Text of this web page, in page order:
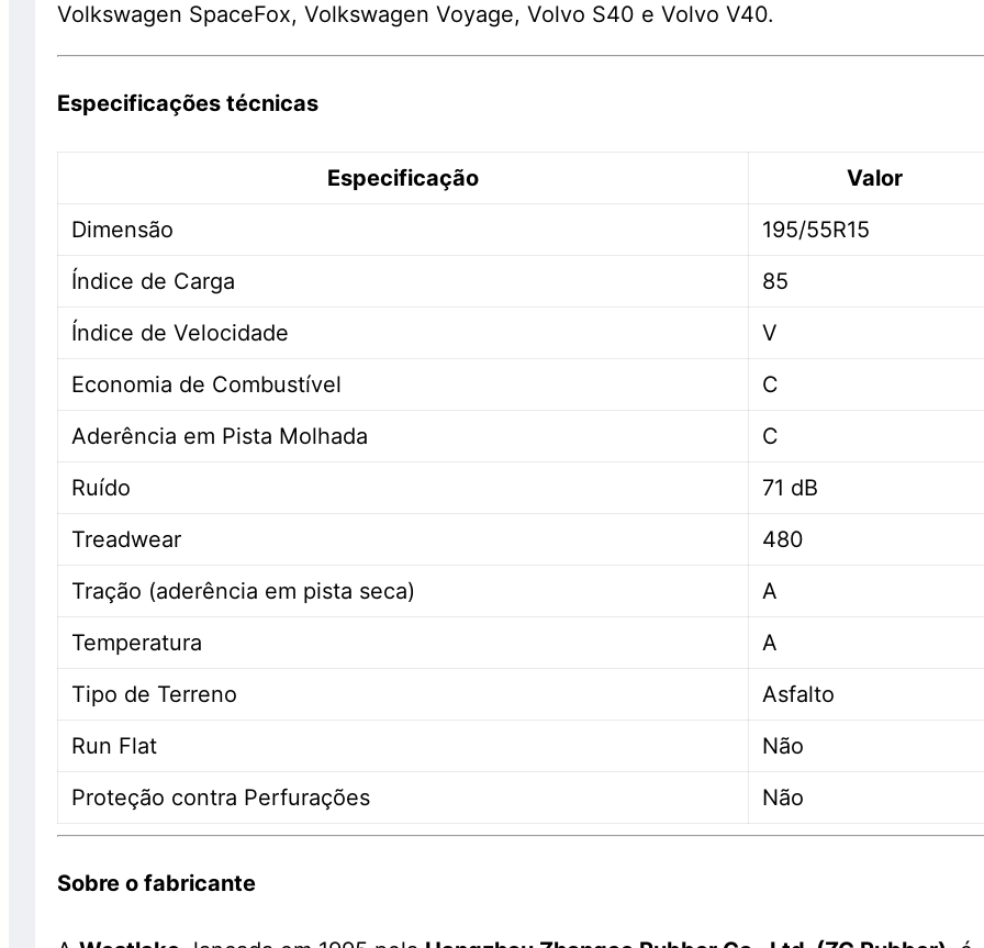
Volkswagen SpaceFox, Volkswagen Voyage, Volvo S40 e Volvo V40.
Especificações técnicas
Especificação
Valor
Dimensão
195/55R15
Índice de Carga
85
Índice de Velocidade
V
Economia de Combustível
C
Aderência em Pista Molhada
C
Ruído
71 dB
Treadwear
480
Tração (aderência em pista seca)
A
Temperatura
A
Tipo de Terreno
Asfalto
Run Flat
Não
Proteção contra Perfurações
Não
Sobre o fabricante